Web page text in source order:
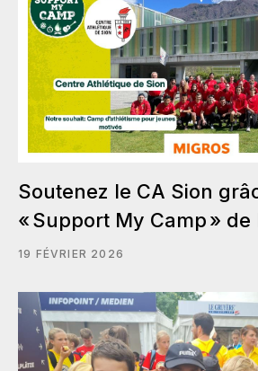
Soutenez le CA Sion
« Support My Camp » de
19 FÉVRIER 2026